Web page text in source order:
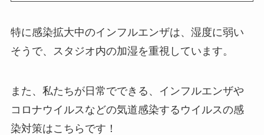
特に感染拡大中のインフルエンザは、湿度に弱い
そうで、スタジオ内の加湿を重視しています。
また、私たちが日常でできる、インフルエンザや
コロナウイルスなどの気道感染するウイルスの感
染対策はこちらです！